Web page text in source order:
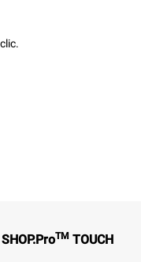
TM TOUCH